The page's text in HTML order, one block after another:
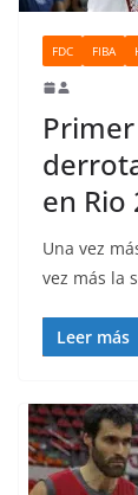
FDC FIBA
en Rio
Una vez
vez más la
Leer más